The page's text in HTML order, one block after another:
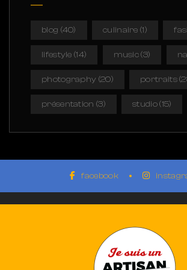
blog (40) culinaire (1)
lifestyle (14) music(3)
photography (20) portraits
présentation (3) studio(15)
facebook